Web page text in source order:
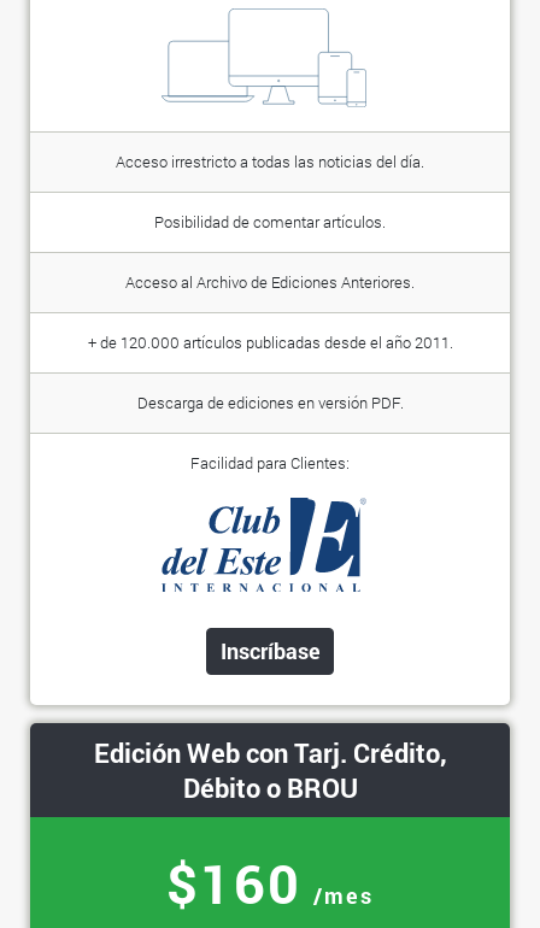
Acceso irrestricto a todas las noticias del día.
Posibilidad de comentar artículos.
Acceso al Archivo de Ediciones Anteriores.
+ de 120.000 artículos publicadas desde el año 2011.
Descarga de ediciones en versión PDF.
Facilidad para Clientes:
Inscríbase
Edición Web con Tarj. Crédito,
Débito o BROU
$160 /mes